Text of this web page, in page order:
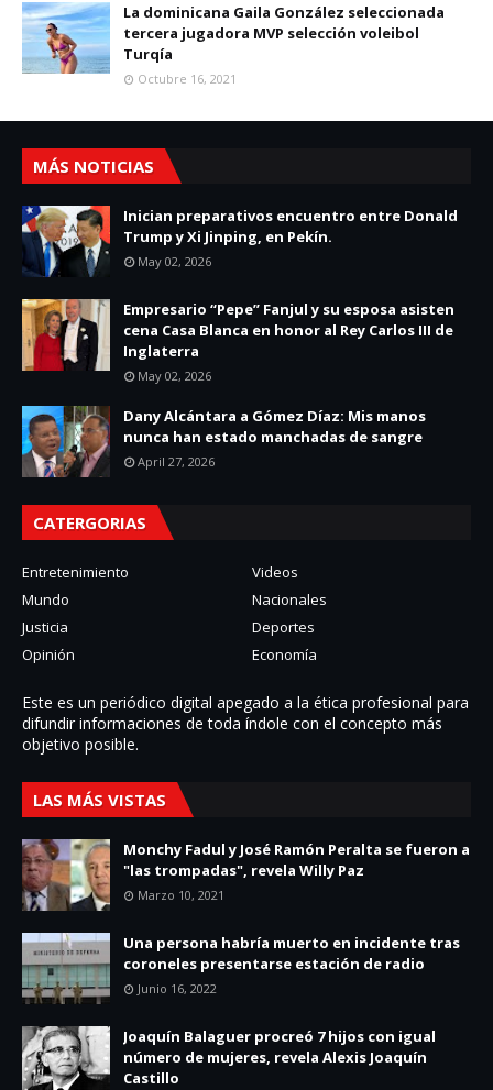
La dominicana Gaila González seleccionada
tercera jugadora MVP selección voleibol
Turqía
Octubre 16, 2021
MÁS NOTICIAS
Inician preparativos encuentro entre Donald
Trump y Xi Jinping, en Pekín.
May 02, 2026
Empresario “Pepe” Fanjul y su esposa asisten
cena Casa Blanca en honor al Rey Carlos III de
Inglaterra
May 02, 2026
Dany Alcántara a Gómez Díaz: Mis manos
nunca han estado manchadas de sangre
April 27, 2026
CATERGORIAS
Entretenimiento
Videos
Mundo
Nacionales
Justicia
Deportes
Opinión
Economía
Este es un periódico digital apegado a la ética profesional para
difundir informaciones de toda í­ndole con el concepto más
objetivo posible.
LAS MÁS VISTAS
Monchy Fadul y José Ramón Peralta se fueron a
"las trompadas", revela Willy Paz
Marzo 10, 2021
Una persona habría muerto en incidente tras
coroneles presentarse estación de radio
Junio 16, 2022
Joaquín Balaguer procreó 7 hijos con igual
número de mujeres, revela Alexis Joaquín
Castillo